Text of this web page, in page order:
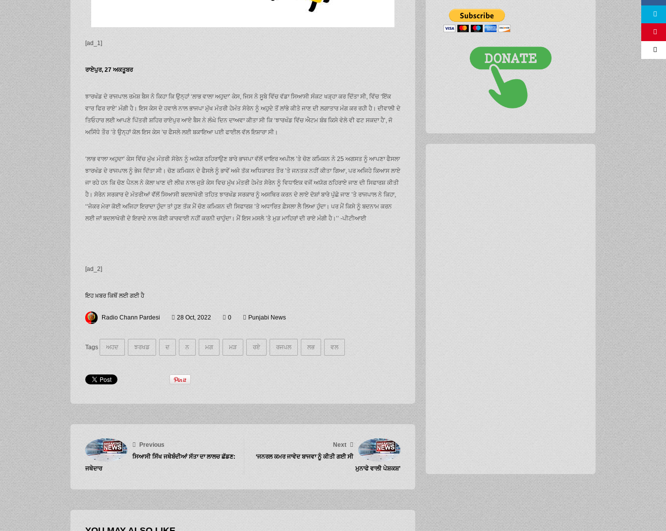
[ad_1]
ਰਾਏਪੁਰ, 27 ਅਕਤੂਬਰ
ਝਾਰਖੰਡ ਦੇ ਰਾਜਪਾਲ ਰਮੇਸ਼ ਬੈਸ ਨੇ ਕਿਹਾ ਕਿ ਉਨ੍ਹਾਂ ‘ਲਾਭ ਵਾਲਾ ਅਹੁਦਾ’ ਕੇਸ, ਜਿਸ ਨੇ ਸੂਬੇ ਵਿੱਚ ਵੱਡਾ ਸਿਆਸੀ ਸੰਕਟ ਖੜ੍ਹਾ ਕਰ ਦਿੱਤਾ ਸੀ, ਵਿੱਚ ‘ਇੱਕ
ਵਾਰ ਫਿਰ ਰਾਏ’ ਮੰਗੀ ਹੈ। ਇਸ ਕੇਸ ਦੇ ਹਵਾਲੇ ਨਾਲ ਭਾਜਪਾ ਮੁੱਖ ਮੰਤਰੀ ਹੇਮੰਤ ਸੋਰੇਨ ਨੂੰ ਅਹੁਦੇ ਤੋਂ ਲਾਂਭੇ ਕੀਤੇ ਜਾਣ ਦੀ ਲਗਾਤਾਰ ਮੰਗ ਕਰ ਰਹੀ ਹੈ। ਦੀਵਾਲੀ ਦੇ
ਤਿਓਹਾਰ ਲਈ ਆਪਣੇ ਪਿੱਤਰੀ ਸ਼ਹਿਰ ਰਾਏਪੁਰ ਆਏ ਬੈਸ ਨੇ ਲੰਘੇ ਦਿਨ ਦਾਅਵਾ ਕੀਤਾ ਸੀ ਕਿ ‘ਝਾਰਖੰਡ ਵਿੱਚ ਐਟਮ ਬੰਬ ਕਿਸੇ ਵੇਲੇ ਵੀ ਫਟ ਸਕਦਾ ਹੈ’, ਜੋ
ਅਸਿੱਧੇ ਤੌਰ ’ਤੇ ਉਨ੍ਹਾਂ ਕੋਲ ਇਸ ਕੇਸ ’ਚ ਫੈਸਲੇ ਲਈ ਬਕਾਇਆ ਪਈ ਫਾਈਲ ਵੱਲ ਇਸ਼ਾਰਾ ਸੀ।
‘ਲਾਭ ਵਾਲਾ ਅਹੁਦਾ’ ਕੇਸ ਵਿੱਚ ਮੁੱਖ ਮੰਤਰੀ ਸੋਰੇਨ ਨੂੰ ਅਯੋਗ ਠਹਿਰਾਉਣ ਬਾਰੇ ਭਾਜਪਾ ਵੱਲੋਂ ਦਾਇਰ ਅਪੀਲ ’ਤੇ ਚੋਣ ਕਮਿਸ਼ਨ ਨੇ 25 ਅਗਸਤ ਨੂੰ ਆਪਣਾ ਫੈਸਲਾ
ਝਾਰਖੰਡ ਦੇ ਰਾਜਪਾਲ ਨੂੰ ਭੇਜ ਦਿੱਤਾ ਸੀ। ਚੋਣ ਕਮਿਸ਼ਨ ਦੇ ਫੈਸਲੇ ਨੂੰ ਭਾਵੇਂ ਅਜੇ ਤੱਕ ਅਧਿਕਾਰਤ ਤੌਰ ’ਤੇ ਜਨਤਕ ਨਹੀਂ ਕੀਤਾ ਗਿਆ, ਪਰ ਅਜਿਹੇ ਕਿਆਸ ਲਾਏ
ਜਾ ਰਹੇ ਹਨ ਕਿ ਚੋਣ ਪੈਨਲ ਨੇ ਕੋਲਾ ਖਾਣ ਦੀ ਲੀਜ਼ ਨਾਲ ਜੁੜੇ ਕੇਸ ਵਿਚ ਮੁੱਖ ਮੰਤਰੀ ਹੇਮੰਤ ਸੋਰੇਨ ਨੂੰ ਵਿਧਾਇਕ ਵਜੋਂ ਅਯੋਗ ਠਹਿਰਾਏ ਜਾਣ ਦੀ ਸਿਫਾਰਸ਼ ਕੀਤੀ
ਹੈ। ਸੋਰੇਨ ਸਰਕਾਰ ਦੇ ਮੰਤਰੀਆਂ ਵੱੱਲੋਂ ਸਿਆਸੀ ਬਦਲਾਖੋਰੀ ਤਹਿਤ ਝਾਰਖੰਡ ਸਰਕਾਰ ਨੂੰ ਅਸਥਿਰ ਕਰਨ ਦੇ ਲਾਏ ਦੋਸ਼ਾਂ ਬਾਰੇ ਪੁੱਛੇ ਜਾਣ ’ਤੇ ਰਾਜਪਾਲ ਨੇ ਕਿਹਾ,
‘‘ਜੇਕਰ ਮੇਰਾ ਕੋਈ ਅਜਿਹਾ ਇਰਾਦਾ ਹੁੰਦਾ ਤਾਂ ਹੁਣ ਤੱਕ ਮੈਂ ਚੋਣ ਕਮਿਸ਼ਨ ਦੀ ਸਿਫਾਰਸ਼ ’ਤੇ ਅਧਾਰਿਤ ਫ਼ੈਸਲਾ ਲੈ ਲਿਆ ਹੁੰਦਾ। ਪਰ ਮੈਂ ਕਿਸੇ ਨੂੰ ਬਦਨਾਮ ਕਰਨ
ਲਈ ਜਾਂ ਬਦਲਾਖੋਰੀ ਦੇ ਇਰਾਦੇ ਨਾਲ ਕੋਈ ਕਾਰਵਾਈ ਨਹੀਂ ਕਰਨੀ ਚਾਹੁੰਦਾ। ਮੈਂ ਇਸ ਮਸਲੇ ’ਤੇ ਮੁੜ ਮਾਹਿਰਾਂ ਦੀ ਰਾਏ ਮੰਗੀ ਹੈ।’’ -ਪੀਟੀਆਈ
[ad_2]
ਇਹ ਖ਼ਬਰ ਕਿਥੋਂ ਲਈ ਗਈ ਹੈ
Radio Chann Pardesi 28 Oct, 2022 0 Punjabi News
Tags ਅਹਦ ਝਰਖਡ ਦ ਨ ਮਗ ਮੜ ਰਏ ਰਜਪਲ ਲਭ ਵਲ
Previous
ਸਿਆਸੀ ਸਿੱਖ ਜਥੇਬੰਦੀਆਂ ਸੱਤਾ ਦਾ ਲਾਲਚ ਛੱਡਣ:
ਜਥੇਦਾਰ
Next
‘ਜਨਰਲ ਕਮਰ ਜਾਵੇਦ ਬਾਜਵਾ ਨੂੰ ਕੀਤੀ ਗਈ ਸੀ
ਮੁਨਾਫੇ ਵਾਲੀ ਪੇਸ਼ਕਸ਼’